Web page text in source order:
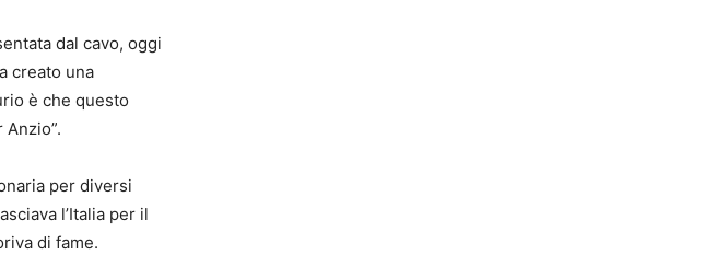
dal cavo, oggi
creato una
è che questo
per diversi
l’Italia per il
di fame.